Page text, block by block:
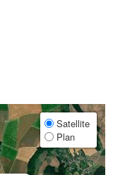
Satellite
Plan